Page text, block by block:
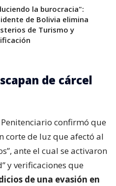
la burocracia":
de Bolivia elimina
de Turismo y
de cárcel
confirmó que
corte de luz que afectó al
ante el cual se activaron
y verificaciones que
de una evasión en